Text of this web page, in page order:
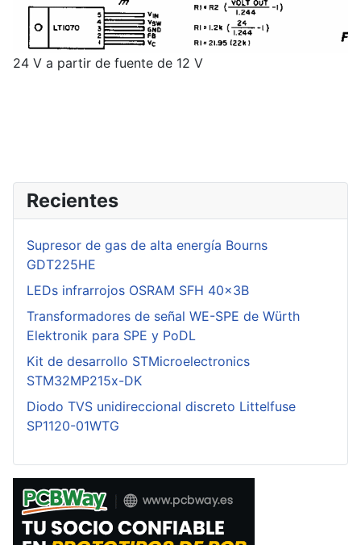
24 V a partir de fuente de 12 V
Recientes
Supresor de gas de alta energía Bourns
GDT225HE
LEDs infrarrojos OSRAM SFH 40x3B
Transformadores de señal WE-SPE de Würth
Elektronik para SPE y PoDL
Kit de desarrollo STMicroelectronics
STM32MP215x-DK
Diodo TVS unidireccional discreto Littelfuse
SP1120-01WTG